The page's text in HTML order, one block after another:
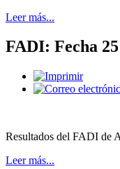
Leer más...
FADI: Fecha 25
Resultados del FADI de
Leer más...